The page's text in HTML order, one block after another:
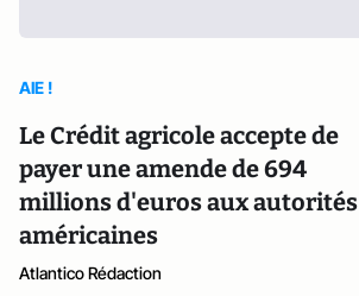
AIE !
Le Crédit agricole accepte de
payer une amende de 694
millions d'euros aux autorités
américaines
Atlantico Rédaction